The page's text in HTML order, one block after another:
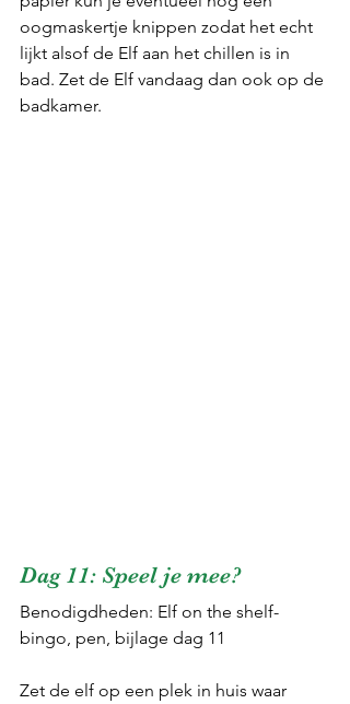
oogmaskertje knippen zodat het echt
lijkt alsof de Elf aan het chillen is in
bad. Zet de Elf vandaag dan ook op de
badkamer.
Dag 11: Speel je mee?
Benodigdheden: Elf on the shelf-
bingo, pen, bijlage dag 11
Zet de elf op een plek in huis waar